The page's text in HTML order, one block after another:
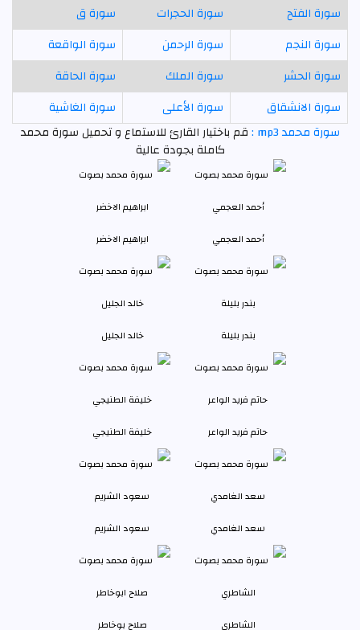
سورة الفتح
سورة الحجرات
سورة ق
سورة النجم
سورة الرحمن
سورة الواقعة
سورة الحشر
سورة الملك
سورة الحاقة
سورة الانشقاق
سورة الأعلى
سورة الغاشية
سورة محمد mp3 :
قم باختيار القارئ للاستماع و تحميل سورة محمد
كاملة بجودة عالية
أحمد العجمي ابراهيم الاخضر
بندر بليلة خالد الجليل
حاتم فريد الواعر خليفة الطنيجي
سعد الغامدي سعود الشريم
الشاطري صلاح بوخاطر